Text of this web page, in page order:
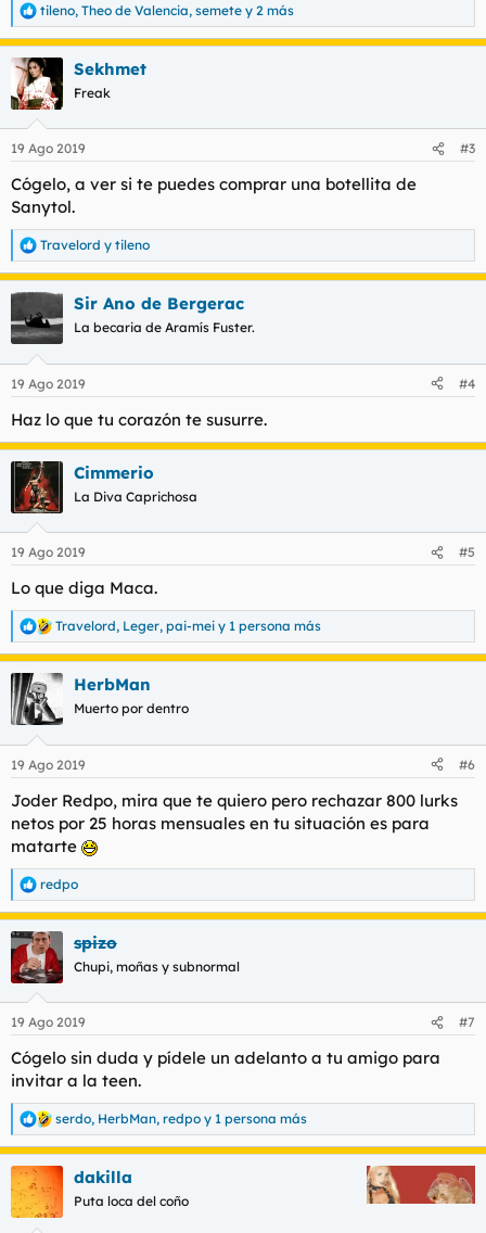
R
e
a
c
c
i
e
:
tileno, Theo de Valencia, semete y 2 más
Sekhmet
Freak
19 Ago 2019 #3
Cógelo, a ver si te puedes comprar una botellita de
Sanytol.
R
e
a
c
i
e
:
Travelord y tileno
Sir Ano de Bergerac
La becaria de Aramís Fuster.
19 Ago 2019 #4
Haz lo que tu corazón te susurre.
Cimmerio
La Diva Caprichosa
19 Ago 2019 #5
Lo que diga Maca.
R
e
a
c
c
i
e
:
Travelord, Leger, pai-mei y 1 persona más
HerbMan
Muerto por dentro
19 Ago 2019 #6
Joder Redpo, mira que te quiero pero rechazar 800 lurks
netos por 25 horas mensuales en tu situación es para
matarte
R
e
a
c
c
i
e
:
redpo
spizo
Chupi, moñas y subnormal
19 Ago 2019 #7
Cógelo sin duda y pídele un adelanto a tu amigo para
invitar a la teen.
R
e
a
c
c
i
serdo, HerbMan, redpo y 1 persona más
dakilla
Puta loca del coño